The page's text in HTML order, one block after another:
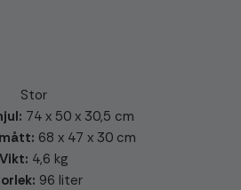
Stor
74 x 50 x 30,5 cm
68 x 47 x 30 cm
Vikt: 4,6 kg
96 liter